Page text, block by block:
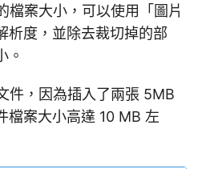
檔案大小，可以使用「圖片
析度，並除去裁切掉的部
。
件，因為插入了兩張 5MB
檔案大小高達 10 MB 左